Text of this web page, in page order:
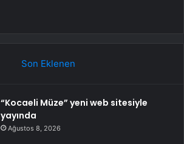
Son Eklenen
“Kocaeli Müze” yeni web sitesiyle
yayında
Ağustos 8, 2026